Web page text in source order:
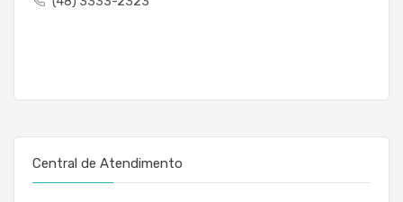
Central de Atendimento